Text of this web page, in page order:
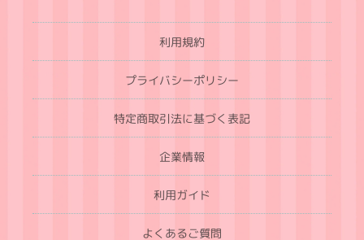
利用規約
プライバシーポリシー
特定商取引法に基づく表記
企業情報
利用ガイド
よくあるご質問